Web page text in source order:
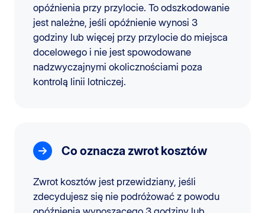
opóźnienia przy przylocie. To odszkodowanie
jest należne, jeśli opóźnienie wynosi 3
godziny lub więcej przy przylocie do miejsca
docelowego i nie jest spowodowane
nadzwyczajnymi okolicznościami poza
kontrolą linii lotniczej.
Co oznacza zwrot kosztów
Zwrot kosztów jest przewidziany, jeśli
zdecydujesz się nie podróżować z powodu